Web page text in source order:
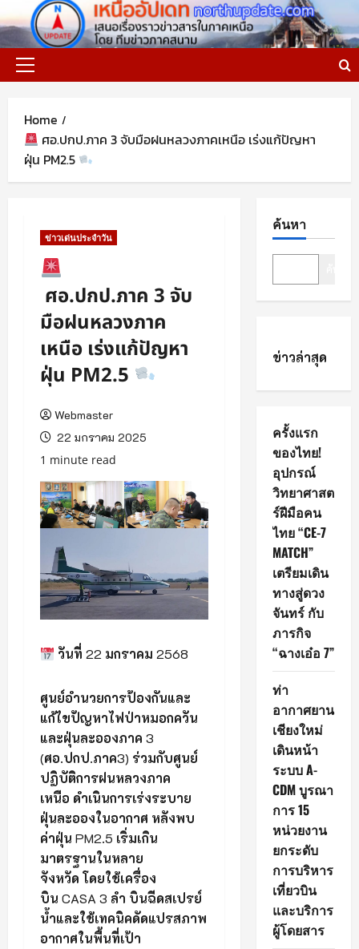
to
content
Primary
Home
ศอ.ปกป.ภาค 3 จับมือฝนหลวงภาคเหนือ เร่งแก้ปัญหา
ฝุ่น PM2.5
ข่าวเด่นประจำวัน
ศอ.ปกป.ภาค 3 จับ
มือฝนหลวงภาค
เหนือ เร่งแก้ปัญหา
ฝุ่น PM2.5
Webmaster
22 มกราคม 2025
1 minute read
วันที่ 22 มกราคม 2568
ศูนย์อำนวยการป้องกันและ
แก้ไขปัญหาไฟป่าหมอกควัน
และฝุ่นละอองภาค 3
(ศอ.ปกป.ภาค3) ร่วมกับศูนย์
ปฏิบัติการฝนหลวงภาค
เหนือ ดำเนินการเร่งระบาย
ฝุ่นละอองในอากาศ หลังพบ
ค่าฝุ่น PM2.5 เริ่มเกิน
มาตรฐานในหลาย
จังหวัด โดยใช้เครื่อง
บิน CASA 3 ลำ บินฉีดสเปรย์
น้ำและใช้เทคนิคดัดแปรสภาพ
อากาศในพื้นที่เป้า
ค้นหา
ข่าวล่าสุด
ครั้งแรก
ของไทย!
อุปกรณ์
วิทยาศาสต
ร์ฝีมือคน
ไทย “CE-7
MATCH”
เตรียมเดิน
ทางสู่ดวง
จันทร์ กับ
ภารกิจ
“ฉางเอ๋อ 7”
ท่า
อากาศยาน
เชียงใหม่
เดินหน้า
ระบบ A-
CDM บูรณา
การ 15
หน่วยงาน
ยกระดับ
การบริหาร
เที่ยวบิน
และบริการ
ผู้โดยสาร